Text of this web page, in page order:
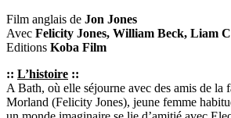
Film anglais de Jon Jones
Avec Felicity Jones, William Beck, Liam
Editions Koba Film
:: L’histoire ::
A Bath, où elle séjourne avec des amis de la
Morland (Felicity Jones), jeune femme